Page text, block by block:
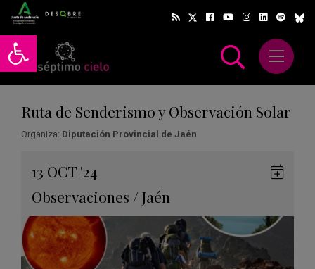
Abrir barra de herramientas
Abrir
Ruta de Senderismo y Observación Solar
Organiza: Diputación Provincial de Jaén
13 OCT '24
Observaciones / Jaén